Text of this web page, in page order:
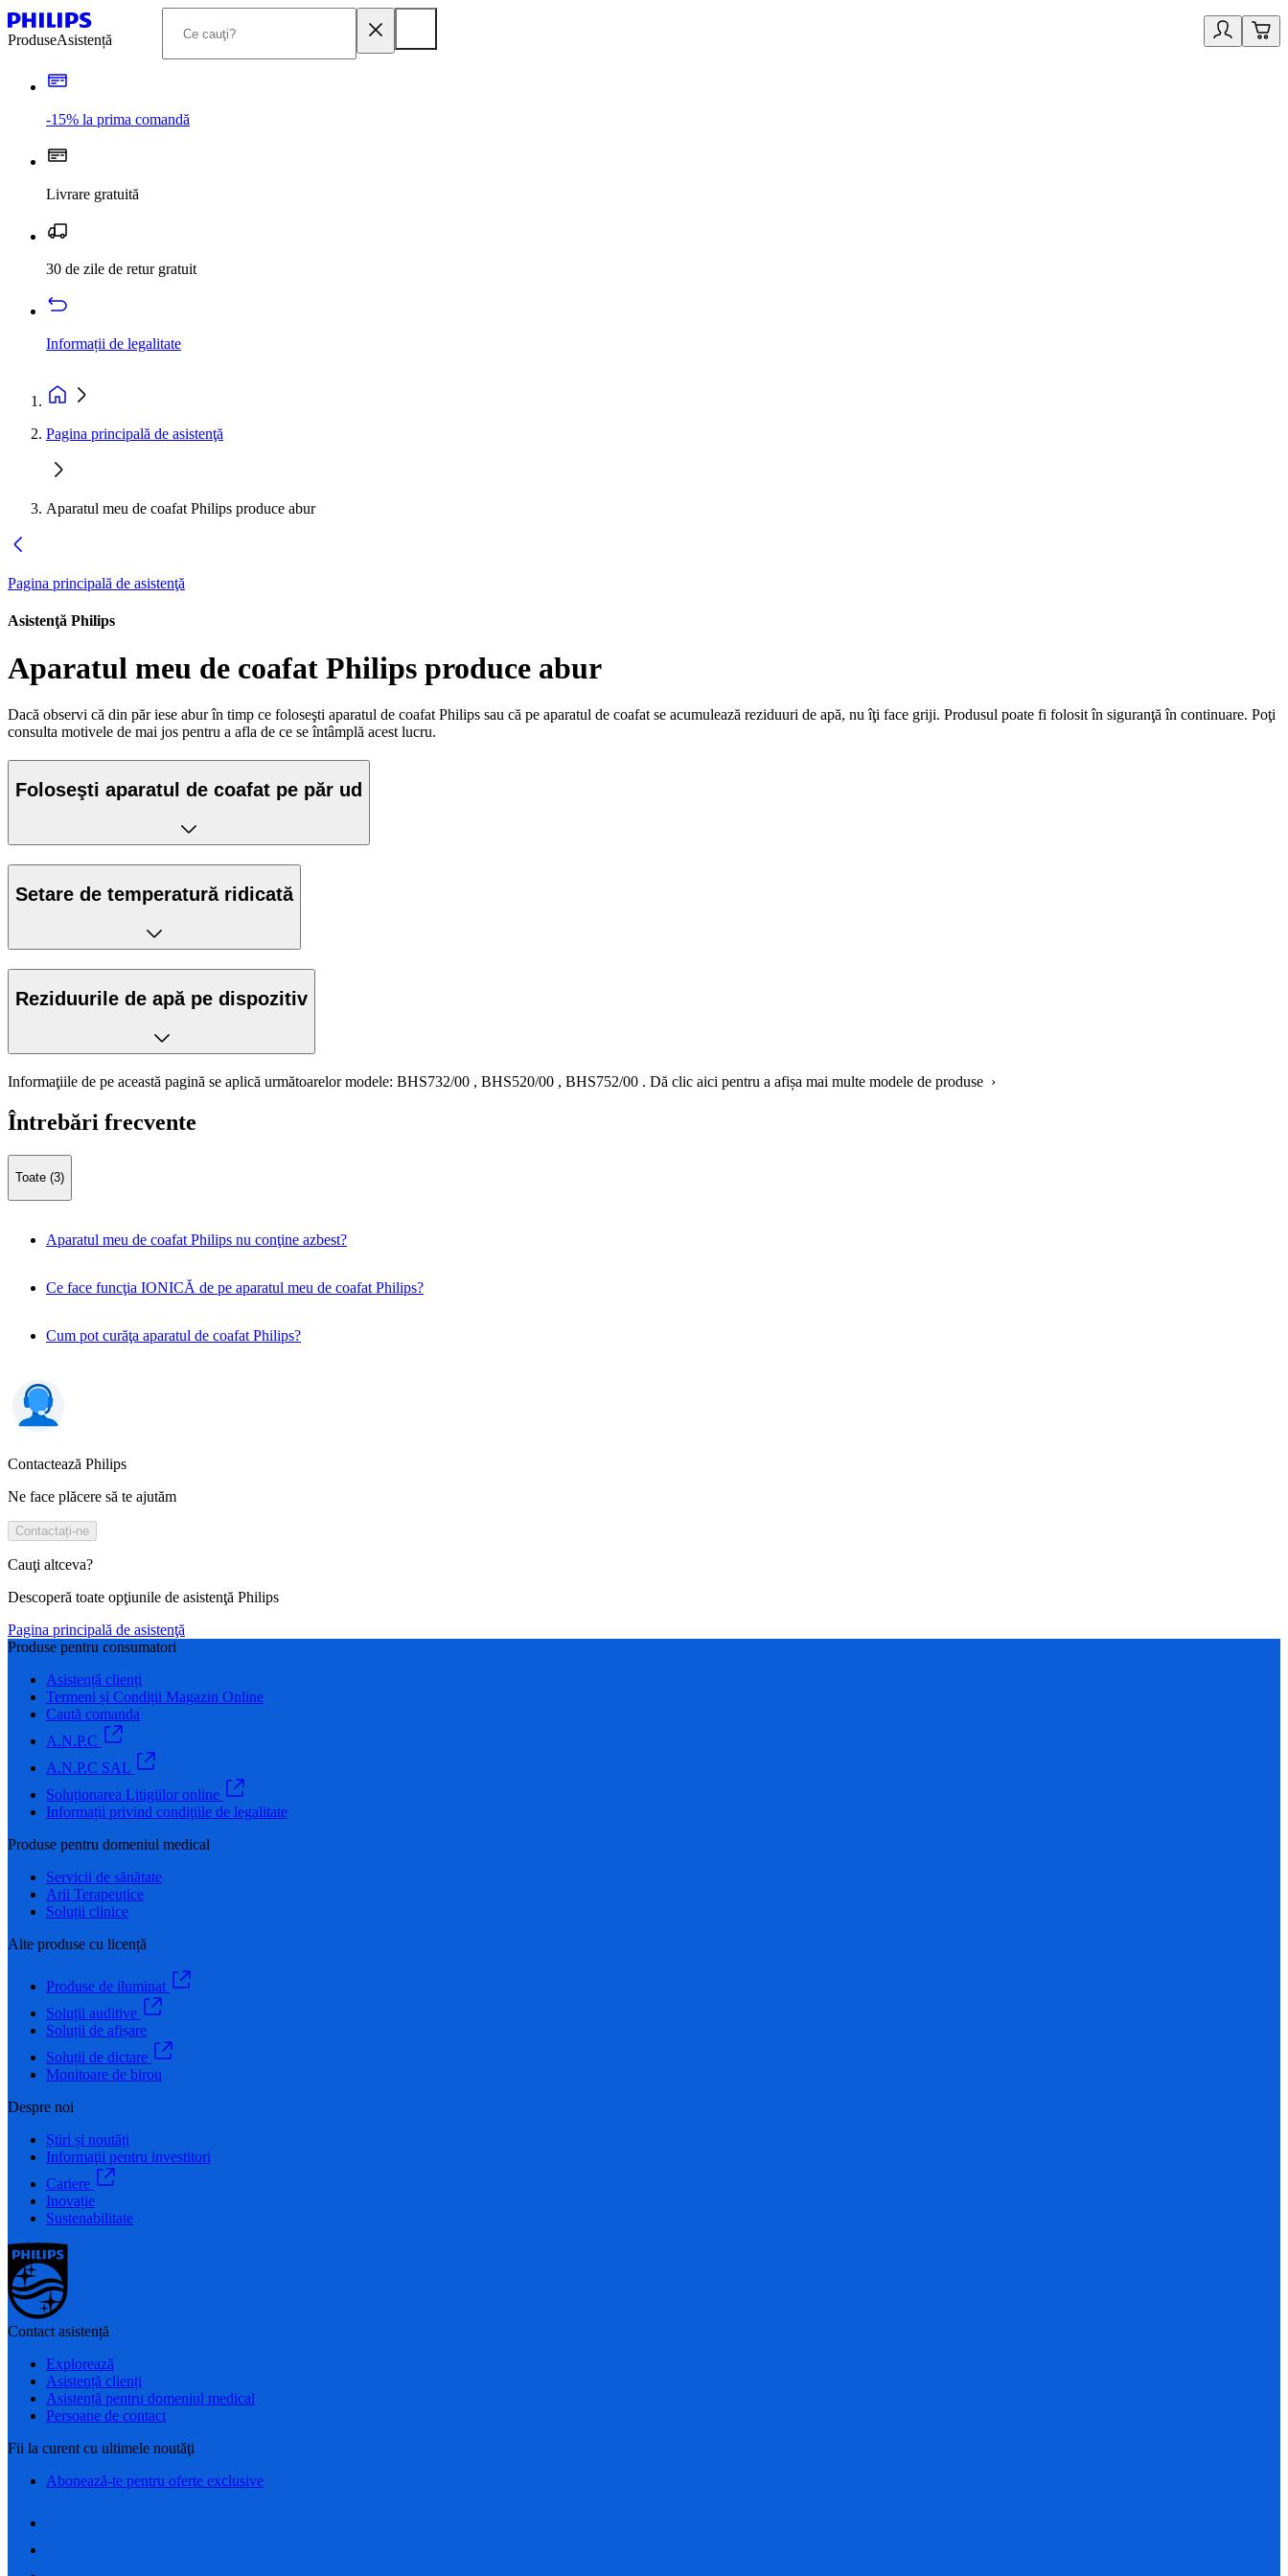
ProduseAsistență
-15% la prima comandă
Livrare gratuită
30 de zile de retur gratuit
Informații de legalitate
Pagina principală de asistenţă
Aparatul meu de coafat Philips produce abur
Pagina principală de asistenţă
Asistenţă Philips
Aparatul meu de coafat Philips produce abur
Dacă observi că din păr iese abur în timp ce foloseşti aparatul de coafat Philips sau că pe aparatul de coafat se acumulează reziduuri de apă, nu îţi face griji. Produsul poate fi folosit în siguranţă în continuare. Poţi
consulta motivele de mai jos pentru a afla de ce se întâmplă acest lucru.
Foloseşti aparatul de coafat pe păr ud
Setare de temperatură ridicată
Reziduurile de apă pe dispozitiv
Informaţiile de pe această pagină se aplică următoarelor modele: BHS732/00 , BHS520/00 , BHS752/00 . Dă clic aici pentru a afișa mai multe modele de produse ›
Întrebări frecvente
Toate (3)
Aparatul meu de coafat Philips nu conţine azbest?
Ce face funcţia IONICĂ de pe aparatul meu de coafat Philips?
Cum pot curăţa aparatul de coafat Philips?
Contactează Philips
Ne face plăcere să te ajutăm
Contactați-ne
Cauţi altceva?
Descoperă toate opţiunile de asistenţă Philips
Pagina principală de asistenţă
Produse pentru consumatori
Asistență clienți
Termeni și Condiții Magazin Online
Caută comanda
A.N.P.C
A.N.P.C SAL
Soluționarea Litigiilor online
Informații privind condiţiile de legalitate
Produse pentru domeniul medical
Servicii de sănătate
Arii Terapeutice
Soluții clinice
Alte produse cu licență
Produse de iluminat
Soluții auditive
Soluții de afișare
Soluții de dictare
Monitoare de birou
Despre noi
Știri și noutăți
Informaţii pentru investitori
Cariere
Inovație
Sustenabilitate
Contact asistență
Explorează
Asistență clienți
Asistență pentru domeniul medical
Persoane de contact
Fii la curent cu ultimele noutăţi
Abonează-te pentru oferte exclusive